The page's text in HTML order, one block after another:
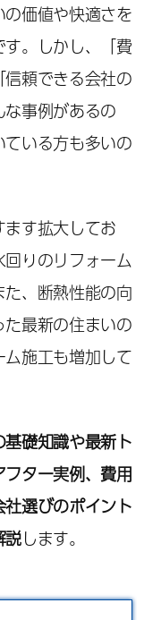
の価値や快適さを
。しかし、「費
頼できる会社の
事例があるの
いる方も多いの
す拡大してお
りのリフォーム
、断熱性能の向
た最新の住まいの
施工も増加して
礎知識や最新ト
ター実例、費用
選びのポイント
説します。